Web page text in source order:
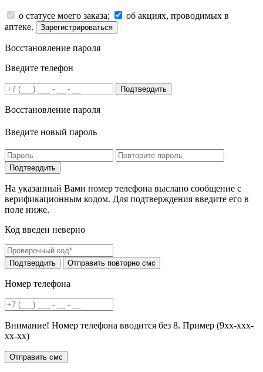
о статусе моего заказа;
об акциях, проводимых в
аптеке.
Зарегистрироваться
Восстановление пароля
Введите телефон
Подтвердить
Восстановление пароля
Введите новый пароль
На указанный Вами номер телефона выслано сообщение с
верификационным кодом. Для подтверждения введите его в
поле ниже.
Код введен неверно
Номер телефона
Внимание! Номер телефона вводится без 8. Пример (9хх-ххх-
хх-хх)